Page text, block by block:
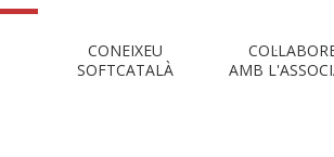
CONEIXEU
SOFTCATALÀ
AMB